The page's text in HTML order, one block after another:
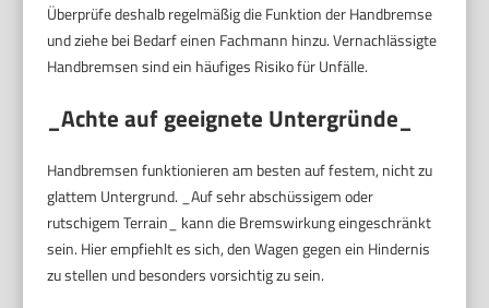
Überprüfe deshalb regelmäßig die Funktion der Handbremse
und ziehe bei Bedarf einen Fachmann hinzu. Vernachlässigte
Handbremsen sind ein häufiges Risiko für Unfälle.
_Achte auf geeignete Untergründe_
Handbremsen funktionieren am besten auf festem, nicht zu
glattem Untergrund. _Auf sehr abschüssigem oder
rutschigem Terrain_ kann die Bremswirkung eingeschränkt
sein. Hier empfiehlt es sich, den Wagen gegen ein Hindernis
zu stellen und besonders vorsichtig zu sein.